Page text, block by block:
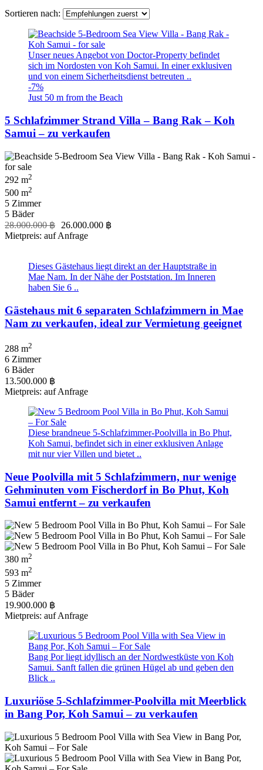
Sortieren nach:
Unser neues Angebot von Doctor-Property befindet
sich im Nordosten von Koh Samui. In einer exklusiven
und von einem Sicherheitsdienst betreuten ..
-7%
Just 50 m from the Beach
5 Schlafzimmer Strand Villa – Bang Rak – Koh
Samui – zu verkaufen
292 m2
500 m2
5 Zimmer
5 Bäder
28.000.000 ฿
26.000.000 ฿
Mietpreis: auf Anfrage
Dieses Gästehaus liegt direkt an der Hauptstraße in
Mae Nam. In der Nähe der Poststation. Im Inneren
haben Sie 6 ..
Gästehaus mit 6 separaten Schlafzimmern in Mae
Nam zu verkaufen, ideal zur Vermietung geeignet
288 m2
6 Zimmer
6 Bäder
13.500.000 ฿
Mietpreis: auf Anfrage
Diese brandneue 5-Schlafzimmer-Poolvilla in Bo Phut,
Koh Samui, befindet sich in einer exklusiven Anlage
mit nur vier Villen und bietet ..
Neue Poolvilla mit 5 Schlafzimmern, nur wenige
Gehminuten vom Fischerdorf in Bo Phut, Koh
Samui entfernt – zu verkaufen
380 m2
593 m2
5 Zimmer
5 Bäder
19.900.000 ฿
Mietpreis: auf Anfrage
Bang Por liegt idyllisch an der Nordwestküste von Koh
Samui. Sanft fallen die grünen Hügel ab und geben den
Blick ..
Luxuriöse 5-Schlafzimmer-Poolvilla mit Meerblick
in Bang Por, Koh Samui – zu verkaufen